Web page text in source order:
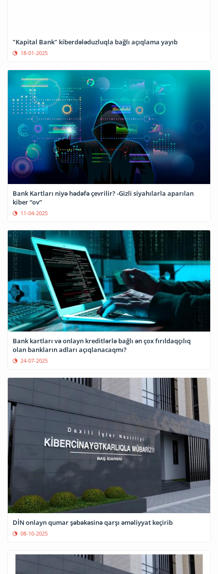
"Kapital Bank" kiberdələduzluqla bağlı açıqlama yayıb
18-01-2025
Bank Kartları niyə hədəfə çevrilir? -Gizli siyahılarla aparılan
kiber “ov”
11-04-2025
Bank kartları və onlayn kreditlərlə bağlı ən çox fırıldaqçılıq
olan bankların adları açıqlanacaqmı?
24-07-2025
DİN onlayn qumar şəbəkəsinə qarşı əməliyyat keçirib
08-10-2025